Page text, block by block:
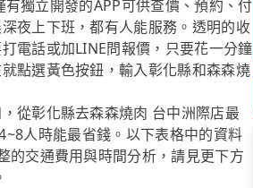
獨立開發的APP可供查價、預約、付
夜上下班，都有人能服務。透明的收
電話或加LINE問報價，只要花一分鐘
點選黃色按鈕，輸入彰化縣和森森燒
從彰化縣去森森燒肉 台中洲際店最
人時能最省錢。以下表格中的資料
的交通費用與時間分析，請見更下方